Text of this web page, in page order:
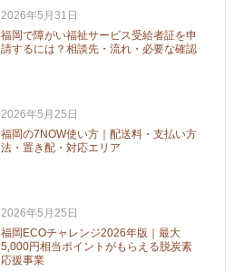
2026年5月31日
福岡で障がい福祉サービス受給者証を申
請するには？相談先・流れ・必要な確認
2026年5月25日
福岡の7NOW使い方｜配送料・支払い方
法・置き配・対応エリア
2026年5月25日
福岡ECOチャレンジ2026年版｜最大
5,000円相当ポイントがもらえる脱炭素
応援事業